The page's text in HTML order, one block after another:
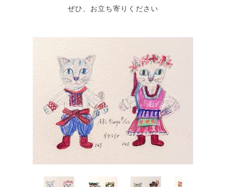
ぜひ、お立ち寄りください